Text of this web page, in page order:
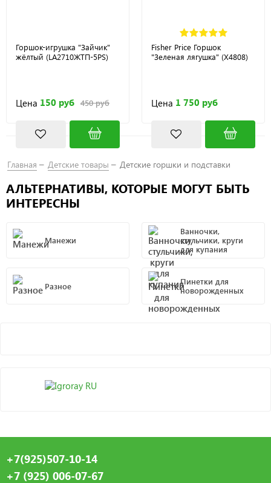
Горшок-игрушка "Зайчик"
жёлтый (LA2710ЖТП-5PS)
Цена 150 руб 450 руб
Fisher Price Горшок
"Зеленая лягушка" (X4808)
Цена 1 750 руб
Главная Детские товары Детские горшки и подставки
АЛЬТЕРНАТИВЫ, КОТОРЫЕ МОГУТ БЫТЬ
ИНТЕРЕСНЫ
Манежи
Ванночки,
стульчики, круги
для купания
Разное
Пинетки для
новорожденных
+7(925)507-10-14
+7 (925) 006-07-67